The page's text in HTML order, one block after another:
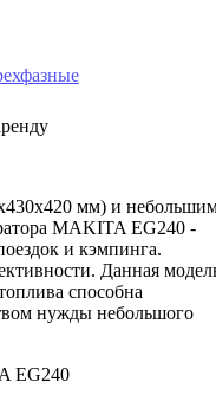
мм) и
MAKITA EG240 -
и кэмпинга.
Данная
способна
нужды небольшого
EG240